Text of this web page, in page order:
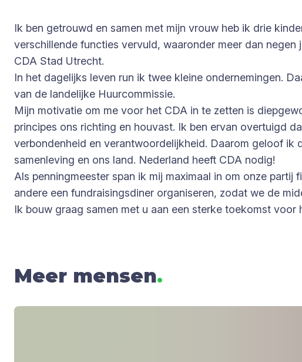
Ik ben getrouwd en samen met mijn vrouw heb ik drie
verschillende functies vervuld, waaronder meer dan
CDA Stad Utrecht.
In het dagelijks leven run ik twee kleine ondernemingen.
van de landelijke Huurcommissie.
Mijn motivatie om me voor het CDA in te zetten is
principes ons richting en houvast. Ik ben ervan overtuigd
verbondenheid en verantwoordelijkheid. Daarom geloof ik
samenleving en ons land. Nederland heeft CDA nodig!
Als penningmeester span ik mij maximaal in om onze
andere een fundraisingsdiner organiseren, zodat we de
Ik bouw graag samen met u aan een sterke toekomst voor
Meer mensen.